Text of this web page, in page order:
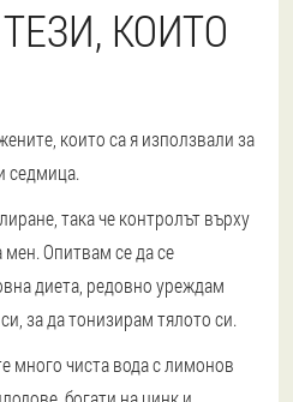
КОИТО
които са я използвали за
седмица.
така че контролът върху
мен. Опитвам се да се
диета, редовно уреждам
за да тонизирам тялото си.
много чиста вода с лимонов